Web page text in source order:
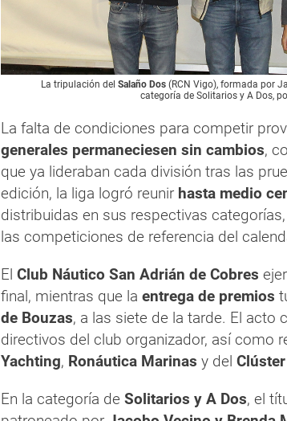
La tripulación delSalaño Dos (RCN Vigo), formada por
categoría de Solitarios y A Dos,
La falta de condiciones para competir
generales permaneciesen sin cambios,
que ya lideraban cada división tras las
edición, la liga logró reunir hasta medio
distribuidas en sus respectivas
las competiciones de referencia del
El Club Náutico San Adrián de Cobres
final, mientras que la entrega de premios
de Bouzas, a las siete de la tarde. El acto
directivos del club organizador, así como
Yachting, Ronáutica Marinas y del
En la categoría de Solitarios y A Dos, el